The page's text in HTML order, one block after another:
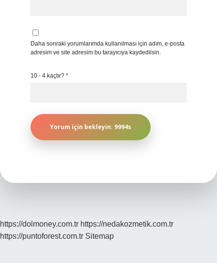
Daha sonraki yorumlarımda kullanılması için adım, e-posta
adresim ve site adresim bu tarayıcıya kaydedilsin.
10 - 4 kaçtır? *
https://dolmoney.com.tr https://nedakozmetik.com.tr
https://puntoforest.com.tr Sitemap